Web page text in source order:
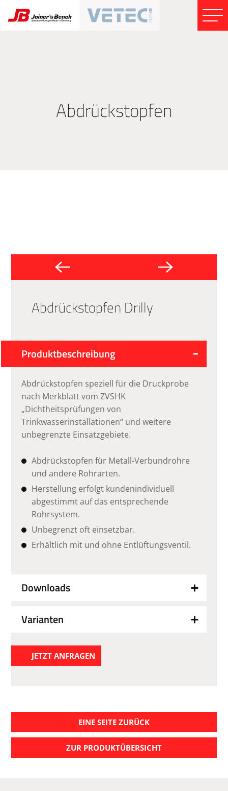
Abdrückstopfen
Abdrückstopfen Drilly
Produktbeschreibung
Abdrückstopfen speziell für die Druckprobe
nach Merkblatt vom ZVSHK
„Dichtheitsprüfungen von
Trinkwasserinstallationen“ und weitere
unbegrenzte Einsatzgebiete.
Abdrückstopfen für Metall-Verbundrohre
und andere Rohrarten.
Herstellung erfolgt kundenindividuell
abgestimmt auf das entsprechende
Rohrsystem.
Unbegrenzt oft einsetzbar.
Erhältlich mit und ohne Entlüftungsventil.
Downloads
Varianten
JETZT ANFRAGEN
EINE SEITE ZURÜCK
ZUR PRODUKTÜBERSICHT